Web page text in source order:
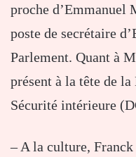
proche d’Emmanuel
poste de secrétaire
Parlement. Quant à
présent à la tête de
Sécurité intérieure
– A la culture,